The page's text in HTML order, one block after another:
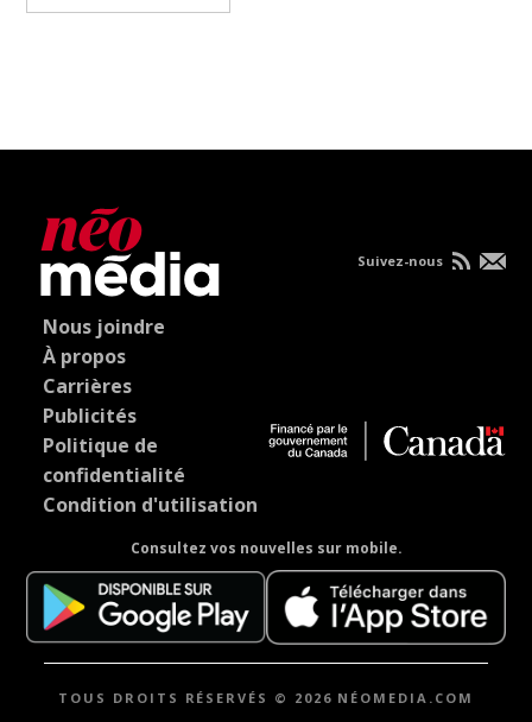
Nous joindre
À propos
Carrières
Publicités
Politique de
confidentialité
Condition d'utilisation
Consultez vos nouvelles sur mobile.
Suivez-nous
TOUS DROITS RÉSERVÉS © 2026 NÉOMEDIA.COM